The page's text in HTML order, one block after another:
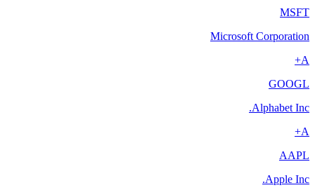
MSFT
Microsoft Corporation
A+
GOOGL
Alphabet Inc.
A+
AAPL
Apple Inc.